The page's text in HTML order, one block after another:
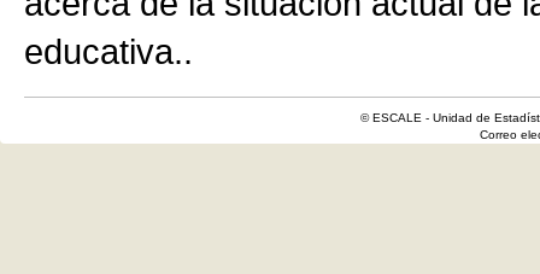
educativa..
© ESCALE - Unidad de
Correo